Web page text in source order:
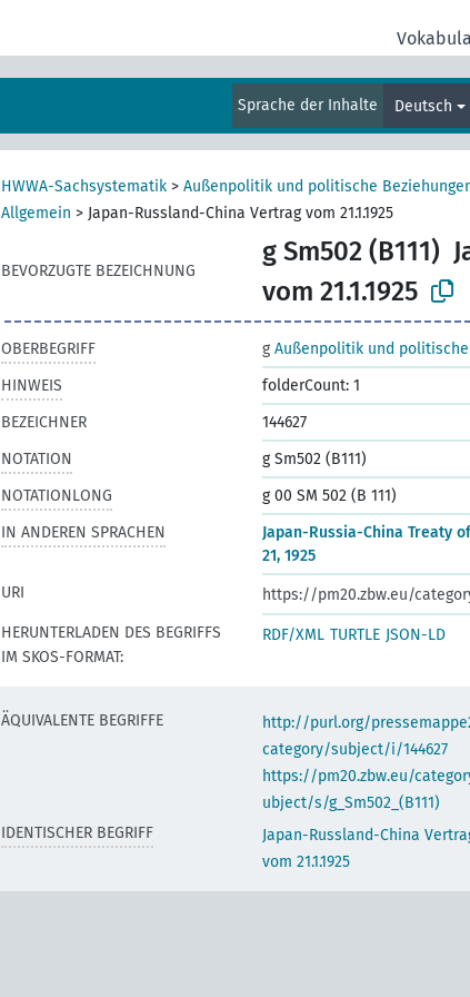
Sprache der Inhalte Deutsch
HWWA-Sachsystematik > Außenpolitik und politische
Allgemein > Japan-Russland-China Vertrag vom 21.1.1925
BEVORZUGTE BEZEICHNUNG
g Sm502 (B111)
vom 21.1.1925
OBERBEGRIFF g Außenpolitik und
HINWEIS
folderCount: 1
BEZEICHNER
144627
NOTATION
g Sm502 (B111)
NOTATIONLONG
g 00 SM 502 (B 111)
IN ANDEREN SPRACHEN
Japan-Russia-China Treaty
21, 1925
URI
https://pm20.zbw.eu/
HERUNTERLADEN DES BEGRIFFS
IM SKOS-FORMAT:
RDF/XML TURTLE JSON-LD
ÄQUIVALENTE BEGRIFFE
http://purl.org/
category/subject/i/144627
https://pm20.zbw.eu/
ubject/s/g_Sm502_(B111)
IDENTISCHER BEGRIFF
Japan-Russland-China
vom 21.1.1925